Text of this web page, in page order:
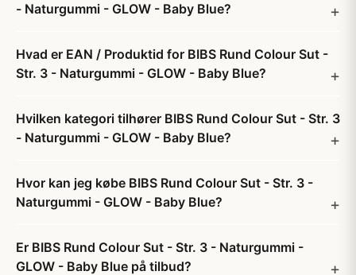
- Naturgummi - GLOW - Baby Blue?
Hvad er EAN / Produktid for BIBS Rund Colour Sut -
Str. 3 - Naturgummi - GLOW - Baby Blue?
Hvilken kategori tilhører BIBS Rund Colour Sut - Str. 3
- Naturgummi - GLOW - Baby Blue?
Hvor kan jeg købe BIBS Rund Colour Sut - Str. 3 -
Naturgummi - GLOW - Baby Blue?
Er BIBS Rund Colour Sut - Str. 3 - Naturgummi -
GLOW - Baby Blue på tilbud?